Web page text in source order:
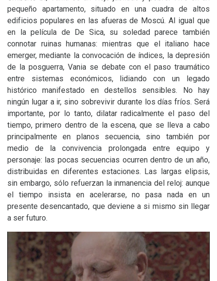
pequeño apartamento, situado en una cuadra de altos
edificios populares en las afueras de Moscú. Al igual que
en la película de De Sica, su soledad parece también
connotar ruinas humanas: mientras que el italiano hace
emerger, mediante la convocación de índices, la depresión
de la posguerra, Vania se debate con el paso traumático
entre sistemas económicos, lidiando con un legado
histórico manifestado en destellos sensibles. No hay
ningún lugar a ir, sino sobrevivir durante los días fríos. Será
importante, por lo tanto, dilatar radicalmente el paso del
tiempo, primero dentro de la escena, que se lleva a cabo
principalmente en planos secuencia, sino también por
medio de la convivencia prolongada entre equipo y
personaje: las pocas secuencias ocurren dentro de un año,
distribuidas en diferentes estaciones. Las largas elipsis,
sin embargo, sólo refuerzan la inmanencia del reloj: aunque
el tiempo insista en acelerarse, no pasa nada en un
presente desencantado, que deviene a si mismo sin llegar
a ser futuro.